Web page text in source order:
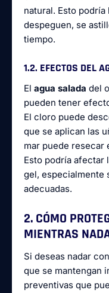
natural. Esto
despeguen, se
tiempo.
1.2. EFECTOS DEL
El agua salada del
pueden tener
El cloro puede
que se aplican las
mar puede resecar
Esto podría afectar
gel, especialmente
adecuadas.
2. CÓMO
MIENTRAS
Si deseas nadar
que se mantengan
preventivas que